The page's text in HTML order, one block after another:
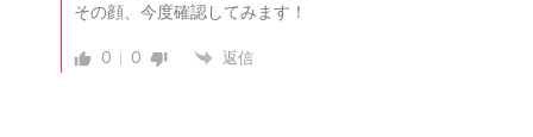
その顔、今度確認してみます！
0
0 返信